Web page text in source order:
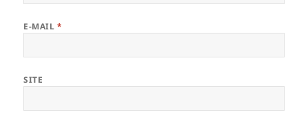
E-MAIL *
SITE